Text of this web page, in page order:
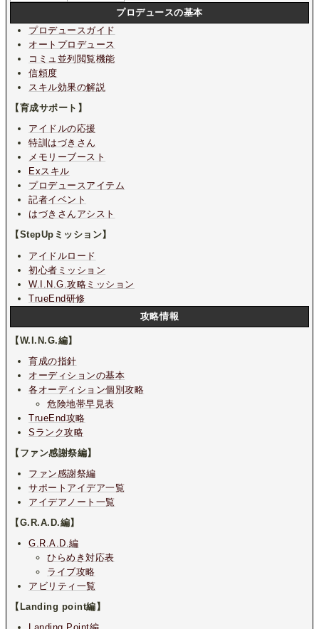
プロデュースの基本
プロデュースガイド
オートプロデュース
コミュ並列閲覧機能
信頼度
スキル効果の解説
【育成サポート】
アイドルの応援
特訓はづきさん
メモリーブースト
Exスキル
プロデュースアイテム
記者イベント
はづきさんアシスト
【StepUpミッション】
アイドルロード
初心者ミッション
W.I.N.G.攻略ミッション
TrueEnd研修
攻略情報
【W.I.N.G.編】
育成の指針
オーディションの基本
各オーディション個別攻略
危険地帯早見表
TrueEnd攻略
Sランク攻略
【ファン感謝祭編】
ファン感謝祭編
サポートアイデア一覧
アイデアノート一覧
【G.R.A.D.編】
G.R.A.D.編
ひらめき対応表
ライブ攻略
アビリティ一覧
【Landing point編】